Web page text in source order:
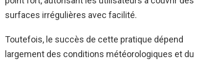
surfaces irrégulières avec facilité.
Toutefois, le succès de cette pratique dépend
largement des conditions météorologiques et du